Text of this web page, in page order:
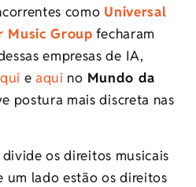
como Universal
Music Group fecharam
empresas de IA,
eaqui no Mundo da
postura mais discreta nas
os direitos musicais
um lado estão os direitos